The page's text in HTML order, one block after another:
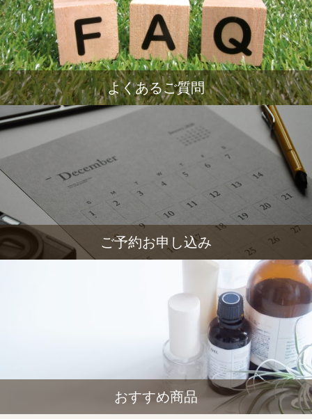
よくあるご質問
ご予約お申し込み
おすすめ商品